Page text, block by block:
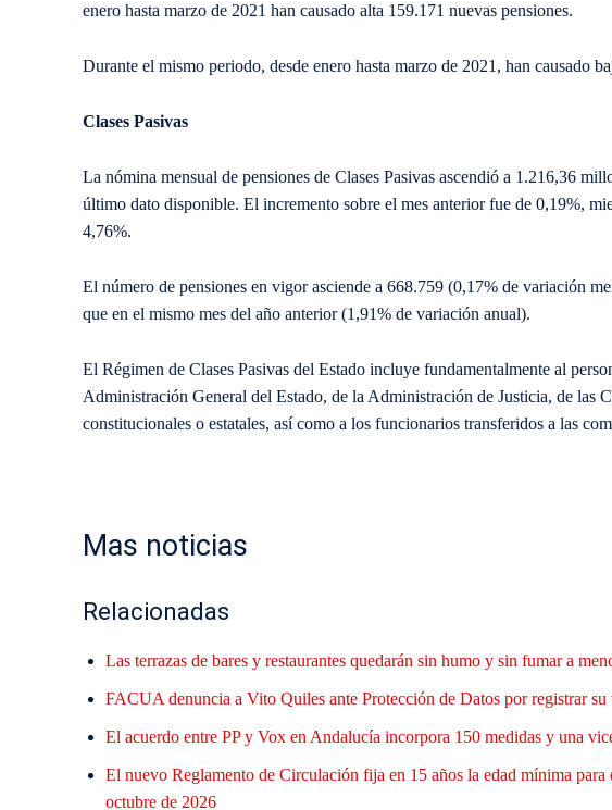
enero hasta marzo de 2021 han causado alta 159.171 nuevas pensiones.
Durante el mismo periodo, desde enero hasta marzo de 2021, han causado
Clases Pasivas
La nómina mensual de pensiones de Clases Pasivas ascendió a 1.216,36
último dato disponible. El incremento sobre el mes anterior fue de 0,19%,
4,76%.
El número de pensiones en vigor asciende a 668.759 (0,17% de variación
que en el mismo mes del año anterior (1,91% de variación anual).
El Régimen de Clases Pasivas del Estado incluye fundamentalmente al
Administración General del Estado, de la Administración de Justicia, de las
constitucionales o estatales, así como a los funcionarios transferidos a las
Mas noticias
Relacionadas
Las terrazas de bares y restaurantes quedarán sin humo y sin fumar a
FACUA denuncia a Vito Quiles ante Protección de Datos por registrar su
El acuerdo entre PP y Vox en Andalucía incorpora 150 medidas y una
El nuevo Reglamento de Circulación fija en 15 años la edad mínima
octubre de 2026